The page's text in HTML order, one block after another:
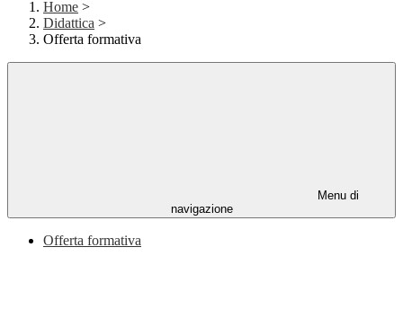
Home >
Didattica >
Offerta formativa
Menu di
navigazione
Offerta formativa